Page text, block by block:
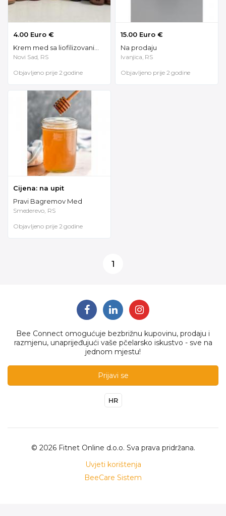
4.00 Euro €
Novi Sad, RS
Objavljeno prije 2 godine
15.00 Euro €
Na prodaju
Ivanjica, RS
Objavljeno prije 2 godine
Cijena: na upit
Pravi Bagremov Med
Smederevo, RS
Objavljeno prije 2 godine
1
Bee Connect omogućuje bezbrižnu kupovinu, prodaju i
razmjenu, unaprijeđujući vaše pčelarsko iskustvo - sve na
jednom mjestu!
Prijavi se
HR
© 2026 Fitnet Online d.o.o. Sva prava pridržana.
Uvjeti korištenja
BeeCare Sistem